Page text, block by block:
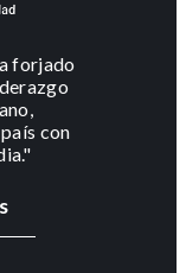
forjado
con